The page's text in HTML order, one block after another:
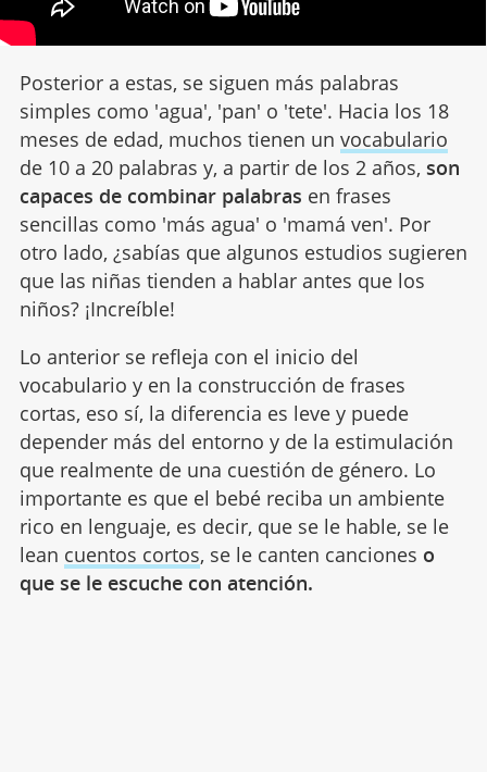
Posterior a estas, se siguen más palabras
simples como 'agua', 'pan' o 'tete'. Hacia los 18
meses de edad, muchos tienen un vocabulario
de 10 a 20 palabras y, a partir de los 2 años, son
capaces de combinar palabras en frases
sencillas como 'más agua' o 'mamá ven'. Por
otro lado, ¿sabías que algunos estudios sugieren
que las niñas tienden a hablar antes que los
niños? ¡Increíble!
Lo anterior se refleja con el inicio del
vocabulario y en la construcción de frases
cortas, eso sí, la diferencia es leve y puede
depender más del entorno y de la estimulación
que realmente de una cuestión de género. Lo
importante es que el bebé reciba un ambiente
rico en lenguaje, es decir, que se le hable, se le
lean cuentos cortos, se le canten canciones o
que se le escuche con atención.